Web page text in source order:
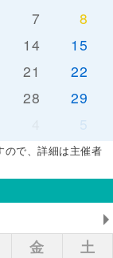
7
8
14
15
21
22
28
29
5
ので、詳細は主催者
金
土